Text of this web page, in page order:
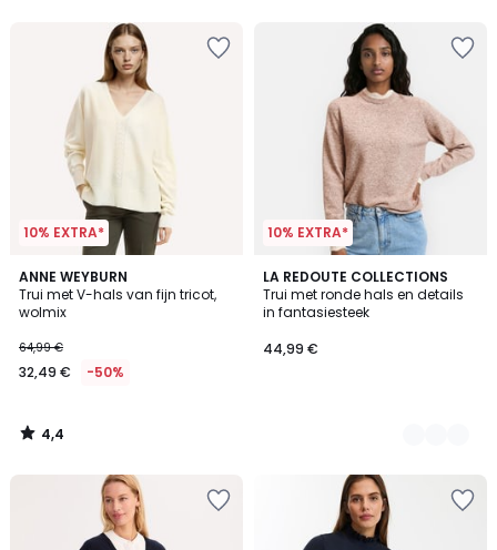
10% EXTRA*
ANNE WEYBURN
Trui met V-hals van fijn tricot,
wolmix
64,99 €
32,49 € -50%
4,4
/ 5
4,4
/
10% EXTRA*
LA REDOUTE COLLECTIONS
Trui met ronde hals en details
in fantasiesteek
44,99 €
2
Kleuren